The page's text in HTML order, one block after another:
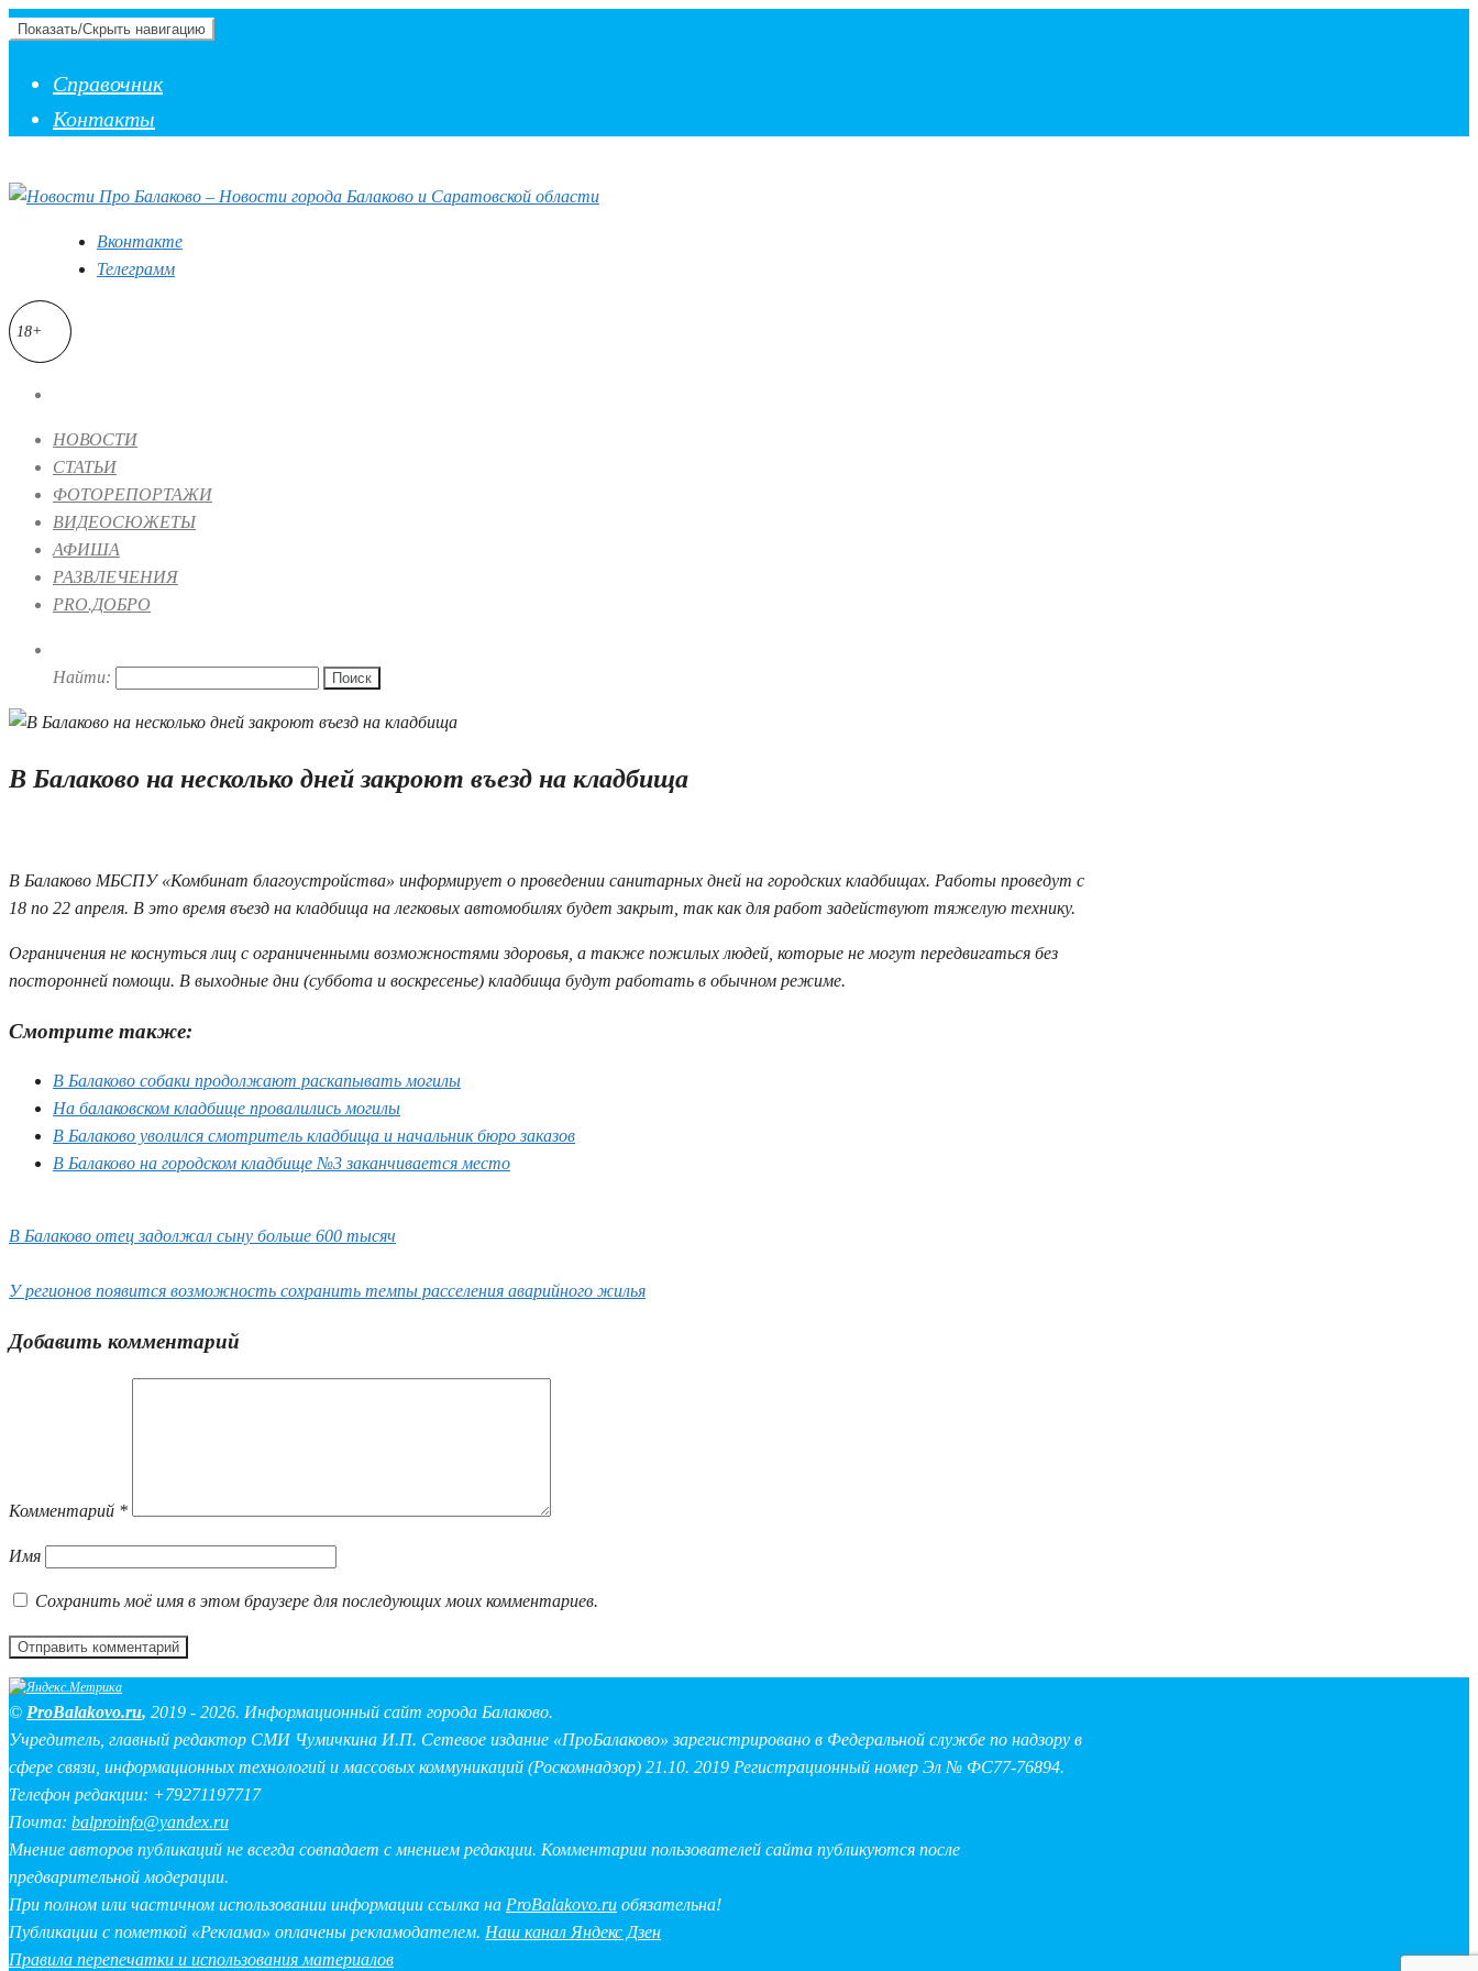
Показать/Скрыть навигацию
Справочник
Контакты
Вконтакте
Телеграмм
18+
НОВОСТИ
СТАТЬИ
ФОТОРЕПОРТАЖИ
ВИДЕОСЮЖЕТЫ
АФИША
РАЗВЛЕЧЕНИЯ
PRO.ДОБРО
Найти:
В Балаково на несколько дней закроют въезд на кладбища
В Балаково МБСПУ «Комбинат благоустройства» информирует о проведении санитарных дней на городских кладбищах. Работы проведут с
18 по 22 апреля. В это время въезд на кладбища на легковых автомобилях будет закрыт, так как для работ задействуют тяжелую технику.
Ограничения не коснуться лиц с ограниченными возможностями здоровья, а также пожилых людей, которые не могут передвигаться без
посторонней помощи. В выходные дни (суббота и воскресенье) кладбища будут работать в обычном режиме.
Смотрите также:
В Балаково собаки продолжают раскапывать могилы
На балаковском кладбище провалились могилы
В Балаково уволился смотритель кладбища и начальник бюро заказов
В Балаково на городском кладбище №3 заканчивается место
В Балаково отец задолжал сыну больше 600 тысяч
У регионов появится возможность сохранить темпы расселения аварийного жилья
Добавить комментарий
Комментарий *
Имя
Сохранить моё имя в этом браузере для последующих моих комментариев.
© ProBalakovo.ru, 2019 - 2026. Информационный сайт города Балаково.
Учредитель, главный редактор СМИ Чумичкина И.П. Сетевое издание «ПроБалаково» зарегистрировано в Федеральной службе по надзору в
сфере связи, информационных технологий и массовых коммуникаций (Роскомнадзор) 21.10. 2019 Регистрационный номер Эл № ФС77-76894.
Телефон редакции: +79271197717
Почта: balproinfo@yandex.ru
Мнение авторов публикаций не всегда совпадает с мнением редакции. Комментарии пользователей сайта публикуются после
предварительной модерации.
При полном или частичном использовании информации ссылка на ProBalakovo.ru обязательна!
Публикации с пометкой «Реклама» оплачены рекламодателем. Наш канал Яндекс Дзен
Правила перепечатки и использования материалов